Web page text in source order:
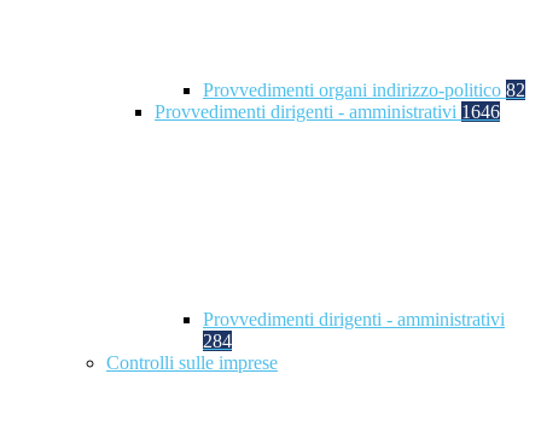
Provvedimenti organi indirizzo-politico 82
Provvedimenti dirigenti - amministrativi 1646
Provvedimenti dirigenti - amministrativi
284
Controlli sulle imprese